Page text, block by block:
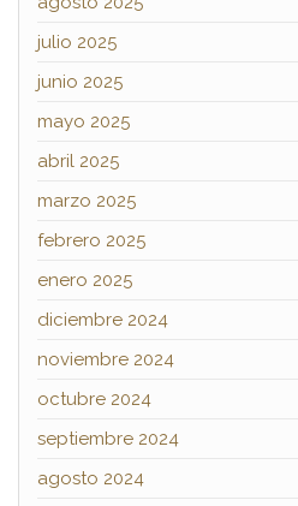
julio 2025
junio 2025
mayo 2025
abril 2025
marzo 2025
febrero 2025
enero 2025
diciembre 2024
noviembre 2024
octubre 2024
septiembre 2024
agosto 2024